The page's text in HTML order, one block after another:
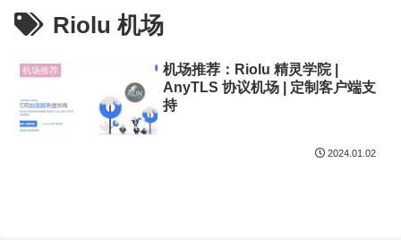
Riolu 机场
机场推荐
机场推荐：Riolu 精灵学院 |
AnyTLS 协议机场 | 定制客户端支
持
2024.01.02